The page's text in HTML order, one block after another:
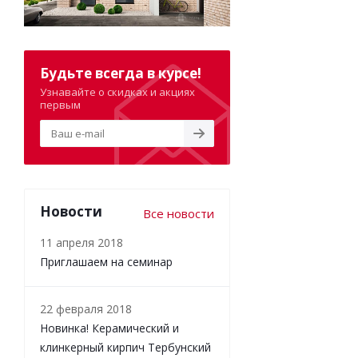
Будьте всегда в курсе!
Узнавайте о скидках и акциях
первым
Новости Все новости
11 апреля 2018
Приглашаем на семинар
22 февраля 2018
Новинка! Керамический и
клинкерный кирпич Тербунский